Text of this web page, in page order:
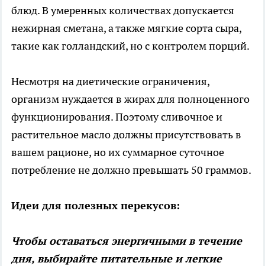
блюд. В умеренных количествах допускается
нежирная сметана, а также мягкие сорта сыра,
такие как голландский, но с контролем порций.
Несмотря на диетические ограничения,
организм нуждается в жирах для полноценного
функционирования. Поэтому сливочное и
растительное масло должны присутствовать в
вашем рационе, но их суммарное суточное
потребление не должно превышать 50 граммов.
Идеи для полезных перекусов:
Чтобы оставаться энергичными в течение
дня, выбирайте питательные и легкие